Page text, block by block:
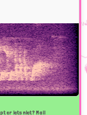
er iets niet? Mail